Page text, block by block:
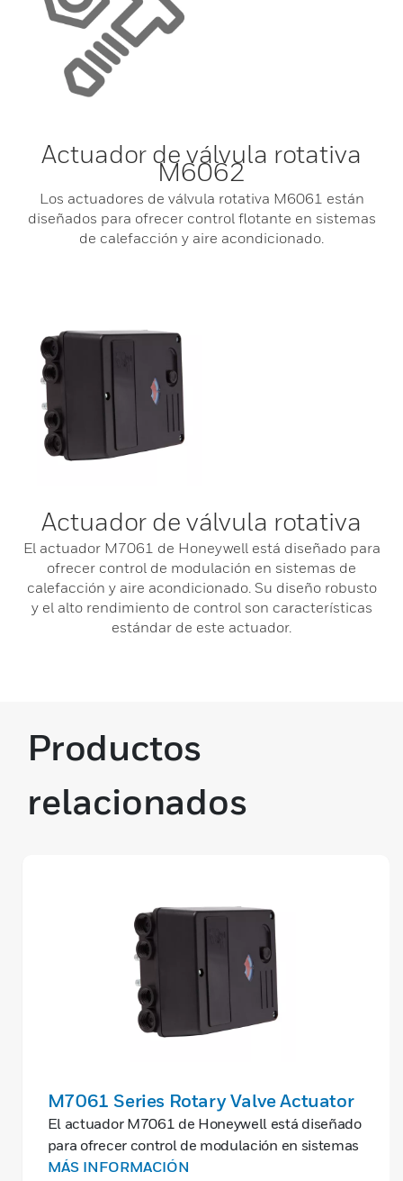
Actuador de válvula rotativa
M6062
Los actuadores de válvula rotativa M6061 están
diseñados para ofrecer control flotante en sistemas
de calefacción y aire acondicionado.
Actuador de válvula rotativa
El actuador M7061 de Honeywell está diseñado para
ofrecer control de modulación en sistemas de
calefacción y aire acondicionado. Su diseño robusto
y el alto rendimiento de control son características
estándar de este actuador.
Productos
relacionados
M7061 Series Rotary Valve Actuator
El actuador M7061 de Honeywell está diseñado
para ofrecer control de modulación en sistemas
de calefacción y aire acondicionado. Su diseño
MÁS INFORMACIÓN